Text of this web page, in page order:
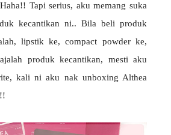
Tapi serius, aku memang suka
kecantikan ni.. Bila beli produk
lipstik ke, compact powder ke,
produk kecantikan, mesti aku
kali ni aku nak unboxing Althea